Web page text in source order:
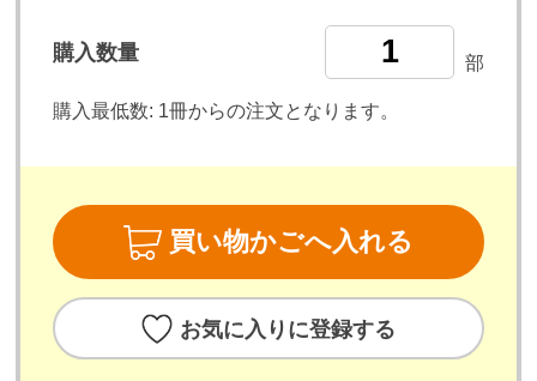
購入数量 部
購入最低数: 1冊からの注文となります。
買い物かごへ入れる
お気に入りに登録する